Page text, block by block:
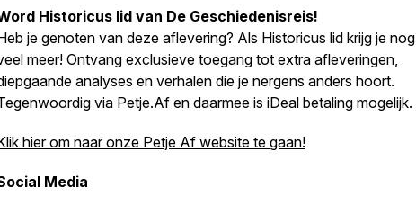
Historicus lid van De Geschiedenisreis!
je genoten van deze aflevering? Als Historicus lid krijg je nog
meer! Ontvang exclusieve toegang tot extra afleveringen,
analyses en verhalen die je nergens anders hoort.
via Petje.Af en daarmee is iDeal betaling mogelijk.
hier om naar onze Petje Af website te gaan!
Media